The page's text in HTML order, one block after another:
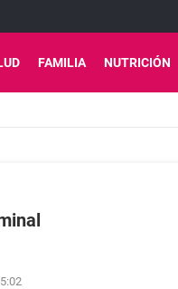
FAMILIA NUTRICIÓN